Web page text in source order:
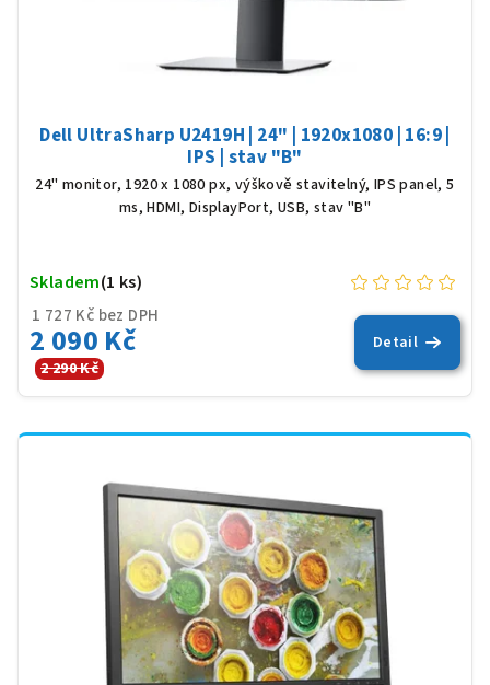
Dell UltraSharp U2419H | 24" | 1920x1080 | 16:9 |
IPS | stav "B"
24" monitor, 1920 x 1080 px, výškově stavitelný, IPS panel, 5
ms, HDMI, DisplayPort, USB, stav "B"
1 727 Kč bez DPH
2 090 Kč
2 290 Kč
Skladem(1 ks)
Detail